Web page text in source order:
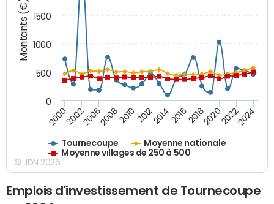
Montants (€)
Tournecoupe
Moyenne nationale
Moyenne villages de 250 à 500
200020022006200820102012201420162018202020222024
0
500
1000
1500
© JDN 2026
Emplois d'investissement de Tournecoupe